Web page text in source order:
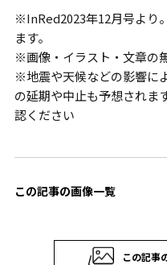
※InRed2023年12月号より
ます。
※画像・イラスト・文章の
※地震や天候などの影響に
の延期や中止も予想されま
認ください
この記事の画像一覧
この記事